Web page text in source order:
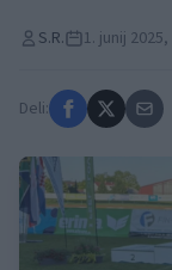
S.R. 1. junij 2025,
Deli: